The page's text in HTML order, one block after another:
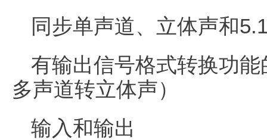
同步单声道、立体声和
有输出信号格式转换功
多声道转立体声）
输入和输出